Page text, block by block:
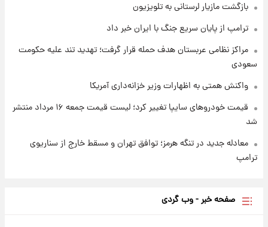
بازگشت مازیار لرستانی به تلویزیون
ترامپ از پایان سریع جنگ با ایران خبر داد
مراکز نظامی عربستان هدف حمله قرار گرفت؛ تهدید تند علیه حکومت
سعودی
واکنش همتی به اظهارات وزیر خزانه‌داری آمریکا
قیمت خودروهای سایپا تغییر کرد؛ لیست قیمت جمعه ۱۶ مرداد منتشر
شد
معادله جدید در تنگه هرمز؛ توافق تهران و مسقط خارج از سناریوی
ترامپ
صفحه خبر - وب گردی